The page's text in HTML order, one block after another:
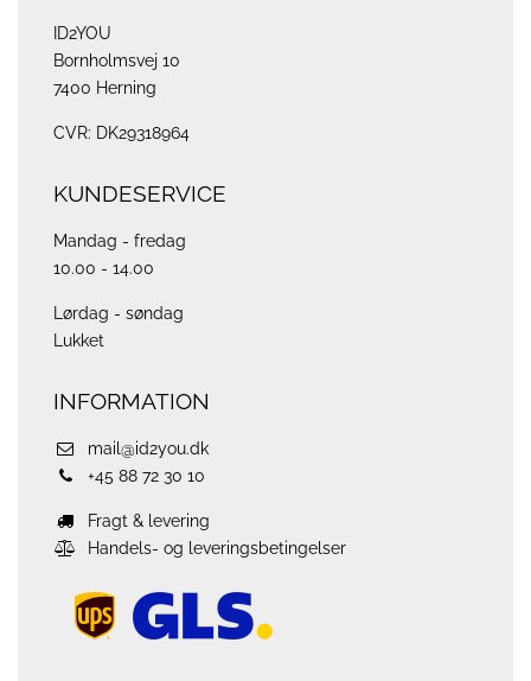
ID2YOU
Bornholmsvej 10
7400 Herning
CVR: DK29318964
KUNDESERVICE
Mandag - fredag
10.00 - 14.00
Lørdag - søndag
Lukket
INFORMATION
mail@id2you.dk
+45 88 72 30 10
Fragt & levering
Handels- og leveringsbetingelser
ups
logo